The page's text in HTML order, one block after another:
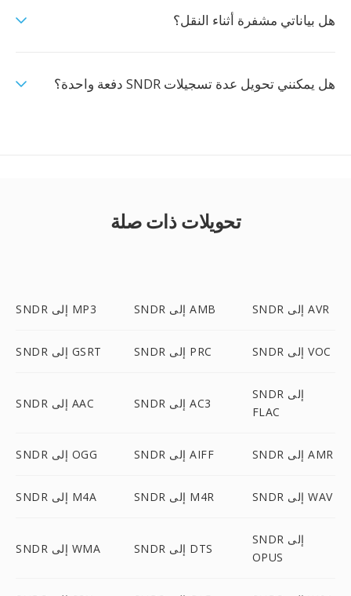
هل بياناتي مشفرة أثناء النقل؟
هل يمكنني تحويل عدة تسجيلات SNDR دفعة واحدة؟
تحويلات ذات صلة
SNDR إلى MP3 SNDR إلى AMB SNDR إلى AVR
SNDR إلى GSRT SNDR إلى PRC SNDR إلى VOC
SNDR إلى AAC SNDR إلى AC3
SNDR إلى
FLAC
SNDR إلى OGG SNDR إلى AIFF SNDR إلى AMR
SNDR إلى M4A SNDR إلى M4R SNDR إلى WAV
SNDR إلى WMA SNDR إلى DTS
SNDR إلى
OPUS